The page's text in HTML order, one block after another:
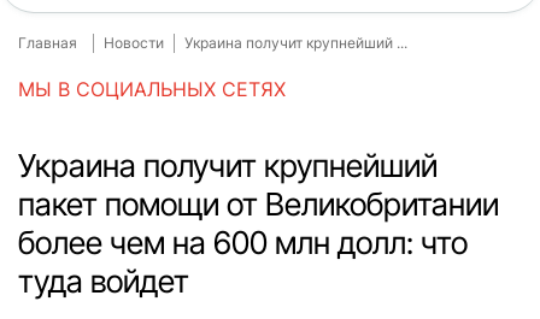
Главная
Новости
О нас
Инструкции
Спорт
Интервью
Досье
Репортаж
Блог
Главная Новости Украина получит крупнейший ...
МЫ В СОЦИАЛЬНЫХ СЕТЯХ
Украина получит крупнейший
пакет помощи от Великобритании
более чем на 600 млн долл: что
туда войдет